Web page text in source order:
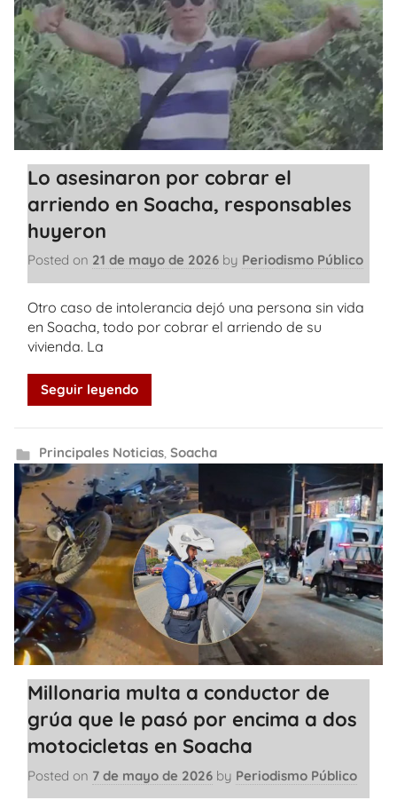
Lo asesinaron por cobrar el
arriendo en Soacha, responsables
huyeron
Posted on 21 de mayo de 2026 by Periodismo Público
Otro caso de intolerancia dejó una persona sin vida
en Soacha, todo por cobrar el arriendo de su
vivienda. La
Seguir leyendo
Principales Noticias, Soacha
Millonaria multa a conductor de
grúa que le pasó por encima a dos
motocicletas en Soacha
Posted on 7 de mayo de 2026 by Periodismo Público